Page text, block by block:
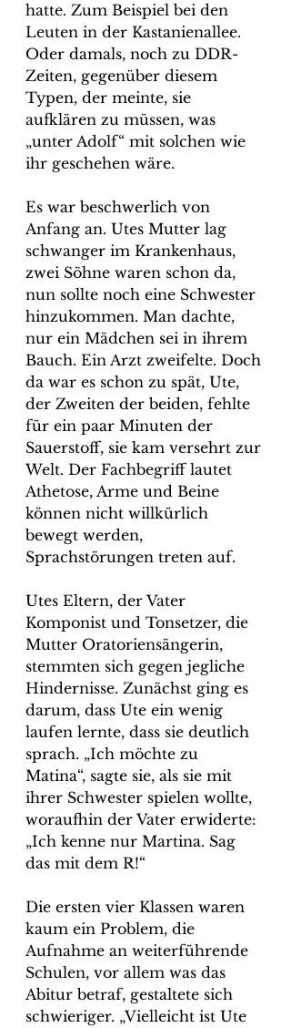
hatte. Zum Beispiel bei den
Leuten in der Kastanienallee.
Oder damals, noch zu DDR-
Zeiten, gegenüber diesem
Typen, der meinte, sie
aufklären zu müssen, was
„unter Adolf“ mit solchen wie
ihr geschehen wäre.
Es war beschwerlich von
Anfang an. Utes Mutter lag
schwanger im Krankenhaus,
zwei Söhne waren schon da,
nun sollte noch eine Schwester
hinzukommen. Man dachte,
nur ein Mädchen sei in ihrem
Bauch. Ein Arzt zweifelte. Doch
da war es schon zu spät, Ute,
der Zweiten der beiden, fehlte
für ein paar Minuten der
Sauerstoff, sie kam versehrt zur
Welt. Der Fachbegriff lautet
Athetose, Arme und Beine
können nicht willkürlich
bewegt werden,
Sprachstörungen treten auf.
Utes Eltern, der Vater
Komponist und Tonsetzer, die
Mutter Oratoriensängerin,
stemmten sich gegen jegliche
Hindernisse. Zunächst ging es
darum, dass Ute ein wenig
laufen lernte, dass sie deutlich
sprach. „Ich möchte zu
Matina“, sagte sie, als sie mit
ihrer Schwester spielen wollte,
woraufhin der Vater erwiderte:
„Ich kenne nur Martina. Sag
das mit dem R!“
Die ersten vier Klassen waren
kaum ein Problem, die
Aufnahme an weiterführende
Schulen, vor allem was das
Abitur betraf, gestaltete sich
schwieriger. „Vielleicht ist Ute